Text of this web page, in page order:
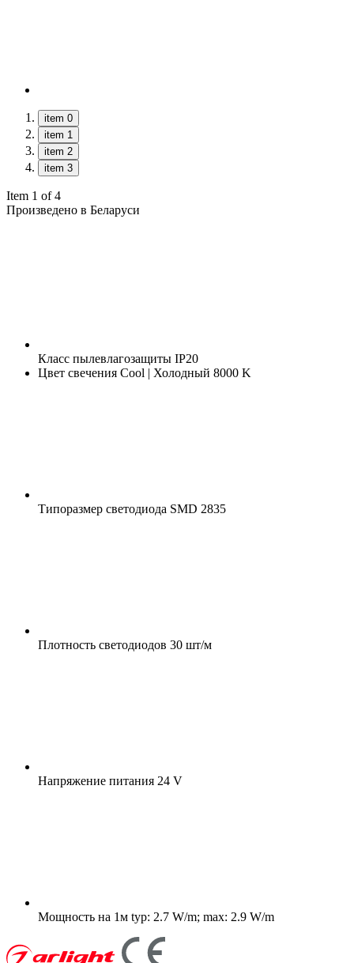
item 0
item 1
item 2
item 3
Item 1 of 4
Произведено в Беларуси
Класс пылевлагозащиты IP20
Цвет свечения Cool | Холодный 8000 K
Типоразмер светодиода SMD 2835
Плотность светодиодов 30 шт/м
Напряжение питания 24 V
Мощность на 1м typ: 2.7 W/m; max: 2.9 W/m